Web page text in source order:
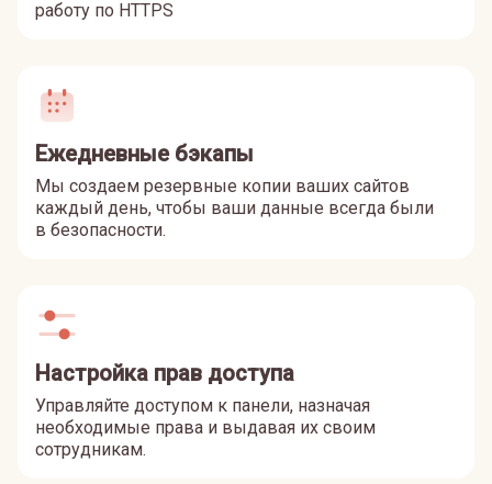
работу по HTTPS
Ежедневные бэкапы
Мы создаем резервные копии ваших сайтов
каждый день, чтобы ваши данные всегда были
в безопасности.
Настройка прав доступа
Управляйте доступом к панели, назначая
необходимые права и выдавая их своим
сотрудникам.